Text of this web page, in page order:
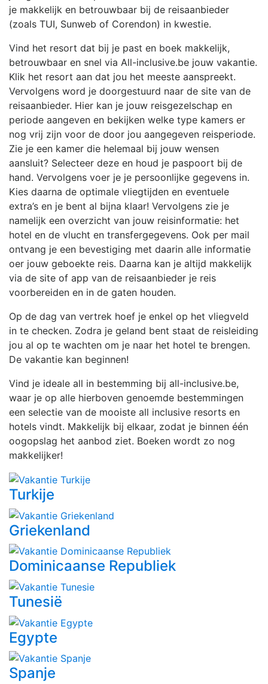
je makkelijk en betrouwbaar bij de reisaanbieder
(zoals TUI, Sunweb of Corendon) in kwestie.
Vind het resort dat bij je past en boek makkelijk,
betrouwbaar en snel via All-inclusive.be jouw vakantie.
Klik het resort aan dat jou het meeste aanspreekt.
Vervolgens word je doorgestuurd naar de site van de
reisaanbieder. Hier kan je jouw reisgezelschap en
periode aangeven en bekijken welke type kamers er
nog vrij zijn voor de door jou aangegeven reisperiode.
Zie je een kamer die helemaal bij jouw wensen
aansluit? Selecteer deze en houd je paspoort bij de
hand. Vervolgens voer je je persoonlijke gegevens in.
Kies daarna de optimale vliegtijden en eventuele
extra’s en je bent al bijna klaar! Vervolgens zie je
namelijk een overzicht van jouw reisinformatie: het
hotel en de vlucht en transfergegevens. Ook per mail
ontvang je een bevestiging met daarin alle informatie
oer jouw geboekte reis. Daarna kan je altijd makkelijk
via de site of app van de reisaanbieder je reis
voorbereiden en in de gaten houden.
Op de dag van vertrek hoef je enkel op het vliegveld
in te checken. Zodra je geland bent staat de reisleiding
jou al op te wachten om je naar het hotel te brengen.
De vakantie kan beginnen!
Vind je ideale all in bestemming bij all-inclusive.be,
waar je op alle hierboven genoemde bestemmingen
een selectie van de mooiste all inclusive resorts en
hotels vindt. Makkelijk bij elkaar, zodat je binnen één
oogopslag het aanbod ziet. Boeken wordt zo nog
makkelijker!
Turkije
Griekenland
Dominicaanse Republiek
Tunesië
Egypte
Spanje